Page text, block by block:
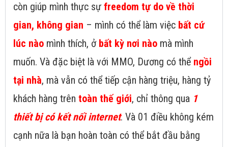
còn giúp mình thực sự freedom tự do về thời
gian, không gian – mình có thể làm việc bất cứ
lúc nào mình thích, ở bất kỳ nơi nào mà mình
muốn. Và đặc biệt là với MMO, Dương có thể ngồi
tại nhà, mà vẫn có thể tiếp cận hàng triệu, hàng tỷ
khách hàng trên toàn thế giới, chỉ thông qua 1
thiết bị có kết nối internet. Và 01 điều không kém
cạnh nữa là bạn hoàn toàn có thể bắt đầu bằng